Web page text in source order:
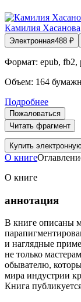
Камилия Хасанова
Электронная488 ₽
Формат: epub, fb2,
Объем: 164
Подробнее
Пожаловаться
Читать фрагмент
Купить
О книге
О книге
аннотация
В книге описаны
и наглядные
не только
обывателю,
мира индустрии
Книга